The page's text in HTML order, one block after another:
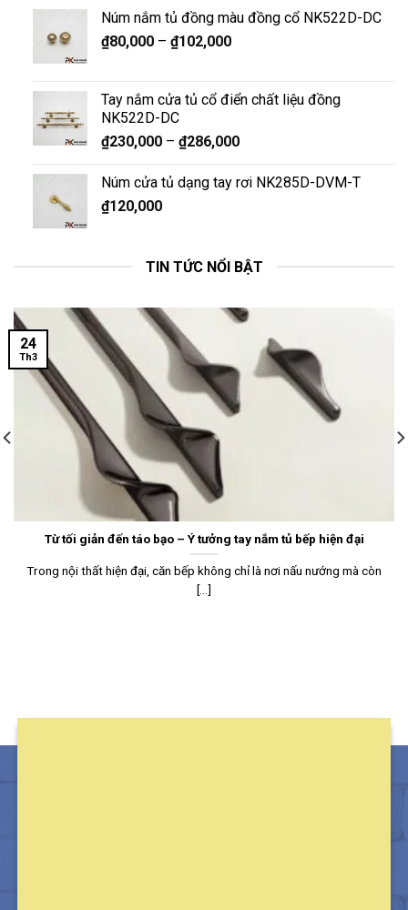
Núm nắm tủ đồng màu đồng cổ NK522D-DC
₫80,000– ₫102,000
Tay nắm cửa tủ cổ điển chất liệu đồng
NK522D-DC
₫230,000– ₫286,000
Núm cửa tủ dạng tay rơi NK285D-DVM-T
₫120,000
TIN TỨC NỔI BẬT
Từ tối giản đến táo bạo – Ý tưởng tay nắm tủ bếp hiện đại
Trong nội thất hiện đại, căn bếp không chỉ là nơi nấu nướng mà còn
[...]
24
Th3